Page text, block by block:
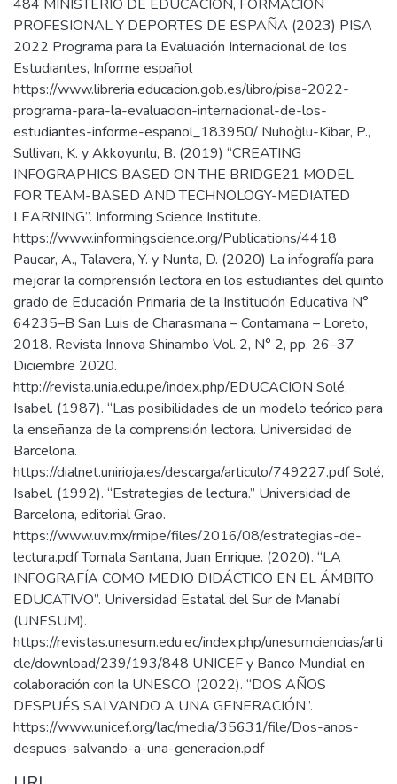
484 MINISTERIO DE EDUCACIÓN, FORMACIÓN
PROFESIONAL Y DEPORTES DE ESPAÑA (2023) PISA
2022 Programa para la Evaluación Internacional de los
Estudiantes, Informe español
https://www.libreria.educacion.gob.es/libro/pisa-2022-
programa-para-la-evaluacion-internacional-de-los-
estudiantes-informe-espanol_183950/ Nuhoğlu-Kibar, P.,
Sullivan, K. y Akkoyunlu, B. (2019) “CREATING
INFOGRAPHICS BASED ON THE BRIDGE21 MODEL
FOR TEAM-BASED AND TECHNOLOGY-MEDIATED
LEARNING”. Informing Science Institute.
https://www.informingscience.org/Publications/4418
Paucar, A., Talavera, Y. y Nunta, D. (2020) La infografía para
mejorar la comprensión lectora en los estudiantes del quinto
grado de Educación Primaria de la Institución Educativa N°
64235–B San Luis de Charasmana – Contamana – Loreto,
2018. Revista Innova Shinambo Vol. 2, N° 2, pp. 26–37
Diciembre 2020.
http://revista.unia.edu.pe/index.php/EDUCACION Solé,
Isabel. (1987). “Las posibilidades de un modelo teórico para
la enseñanza de la comprensión lectora. Universidad de
Barcelona.
https://dialnet.unirioja.es/descarga/articulo/749227.pdf Solé,
Isabel. (1992). “Estrategias de lectura.” Universidad de
Barcelona, editorial Grao.
https://www.uv.mx/rmipe/files/2016/08/estrategias-de-
lectura.pdf Tomala Santana, Juan Enrique. (2020). “LA
INFOGRAFÍA COMO MEDIO DIDÁCTICO EN EL ÁMBITO
EDUCATIVO”. Universidad Estatal del Sur de Manabí
(UNESUM).
https://revistas.unesum.edu.ec/index.php/unesumciencias/arti
cle/download/239/193/848 UNICEF y Banco Mundial en
colaboración con la UNESCO. (2022). “DOS AÑOS
DESPUÉS SALVANDO A UNA GENERACIÓN”.
https://www.unicef.org/lac/media/35631/file/Dos-anos-
despues-salvando-a-una-generacion.pdf